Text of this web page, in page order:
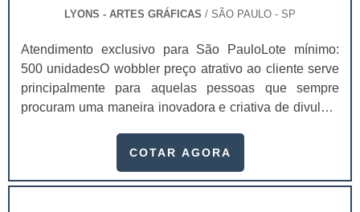
LYONS - ARTES GRÁFICAS / SÃO PAULO - SP
Atendimento exclusivo para São PauloLote mínimo:
500 unidadesO wobbler preço atrativo ao cliente serve
principalmente para aquelas pessoas que sempre
procuram uma maneira inovadora e criativa de divulgar
endomarketing, por exemplo, e dá um toque totalmente
divulgação nada mais é do que uma peça promocional
COTAR AGORA